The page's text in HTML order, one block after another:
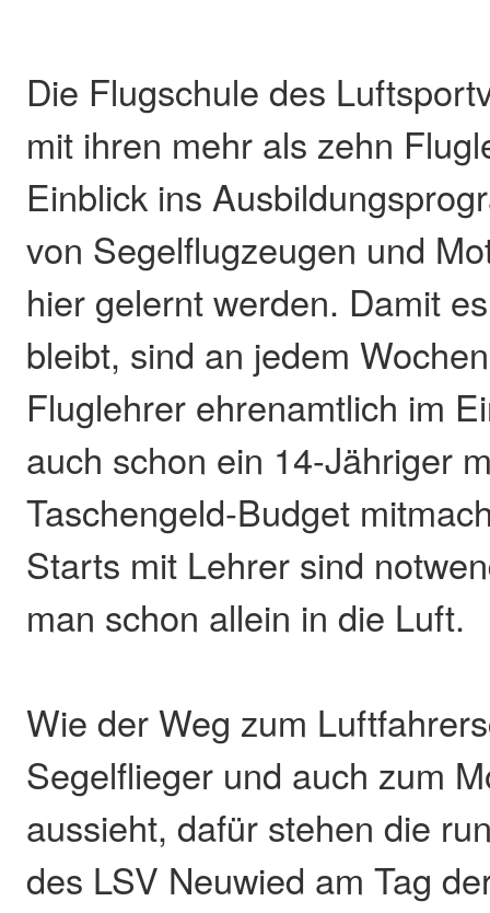
Die Flugschule des
mit ihren mehr als zehn
Einblick ins
von Segelflugzeugen und
hier gelernt werden. Damit
bleibt, sind an jedem
Fluglehrer ehrenamtlich im
auch schon ein 14-Jähriger
Taschengeld-Budget
Starts mit Lehrer sind
man schon allein in die Luft.
Wie der Weg zum
Segelflieger und auch zum
aussieht, dafür stehen die
des LSV Neuwied am Tag